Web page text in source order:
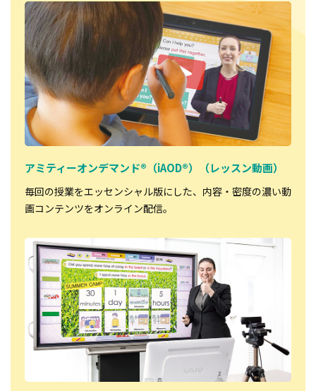
アミティーオンデマンド®（iAOD®）（レッスン動画）
毎回の授業をエッセンシャル版にした、内容・密度の濃い動
画コンテンツをオンライン配信。